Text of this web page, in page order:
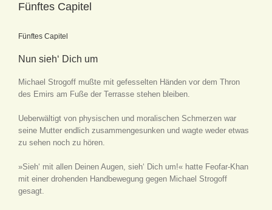
Fünftes Capitel
Fünftes Capitel
Nun sieh‘ Dich um
Michael Strogoff mußte mit gefesselten Händen vor dem Thron
des Emirs am Fuße der Terrasse stehen bleiben.
Ueberwältigt von physischen und moralischen Schmerzen war
seine Mutter endlich zusammengesunken und wagte weder etwas
zu sehen noch zu hören.
»Sieh‘ mit allen Deinen Augen, sieh‘ Dich um!« hatte Feofar-Khan
mit einer drohenden Handbewegung gegen Michael Strogoff
gesagt.